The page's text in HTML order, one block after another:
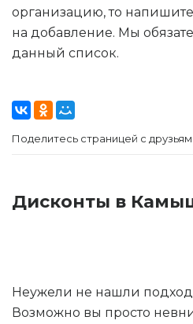
организацию, то
на добавление. Мы
данный список.
Поделитесь страницей с
Дисконты в
Неужели не нашли
Возможно вы просто